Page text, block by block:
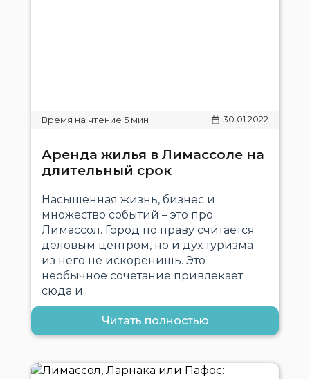
30.01.2022
Аренда жилья в Лимассоле на
длительный срок
Насыщенная жизнь, бизнес и
множество событий – это про
Лимассол. Город по праву считается
деловым центром, но и дух туризма
из него не искоренишь. Это
необычное сочетание привлекает
сюда и..
Читать полностью